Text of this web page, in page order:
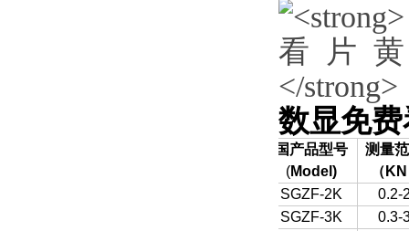
数显免
国产品型号
(Model)
测量
（ KN
SGZF-2K
0.2-
SGZF-3K
0.3-